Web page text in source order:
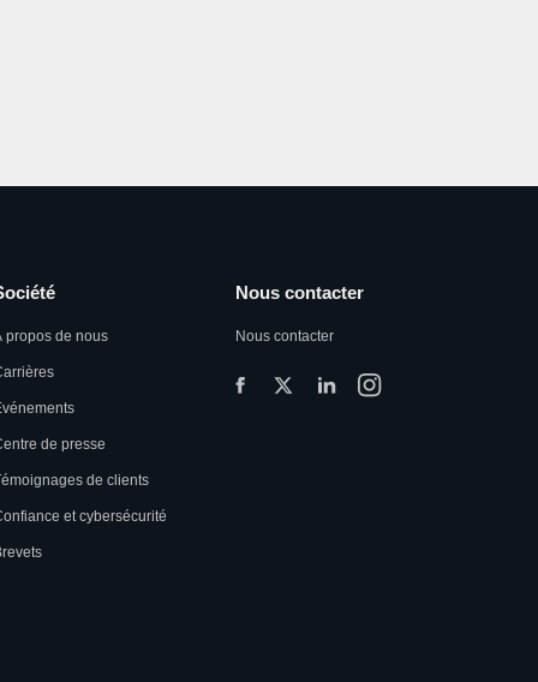
propos de nous
de presse
de clients
et cybersécurité
Nous contacter
Nous contacter